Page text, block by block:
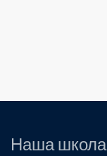
Наша школа